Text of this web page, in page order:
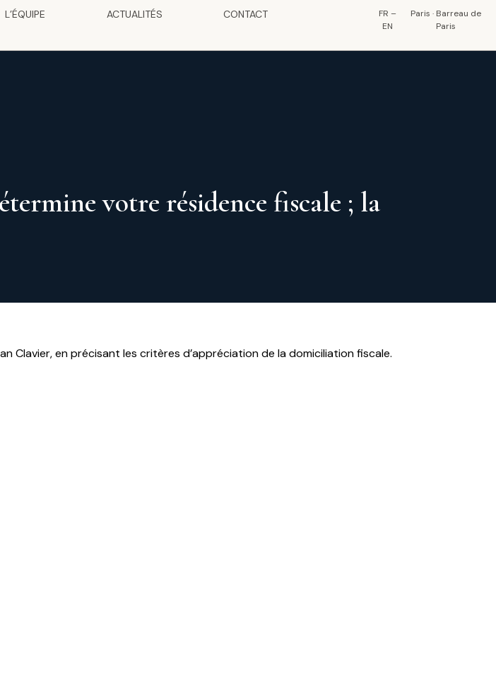
L’ÉQUIPE ACTUALITÉS CONTACT FR –
EN
Paris · Barreau de
Paris
votre résidence fiscale ; la
Clavier, en précisant les critères d’appréciation de la domiciliation fiscale.